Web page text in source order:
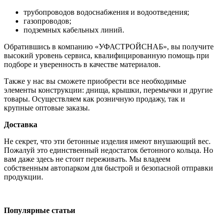
трубопроводов водоснабжения и водоотведения;
газопроводов;
подземных кабельных линий.
Обратившись в компанию «УФАСТРОЙСНАБ», вы получите
высокий уровень сервиса, квалифицированную помощь при
подборе и уверенность в качестве материалов.
Также у нас вы сможете приобрести все необходимые
элементы конструкции: днища, крышки, перемычки и другие
товары. Осуществляем как розничную продажу, так и
крупные оптовые заказы.
Доставка
Не секрет, что эти бетонные изделия имеют внушающий вес.
Пожалуй это единственный недостаток бетонного кольца. Но
вам даже здесь не стоит переживать. Мы владеем
собственным автопарком для быстрой и безопасной отправки
продукции.
Популярные статьи